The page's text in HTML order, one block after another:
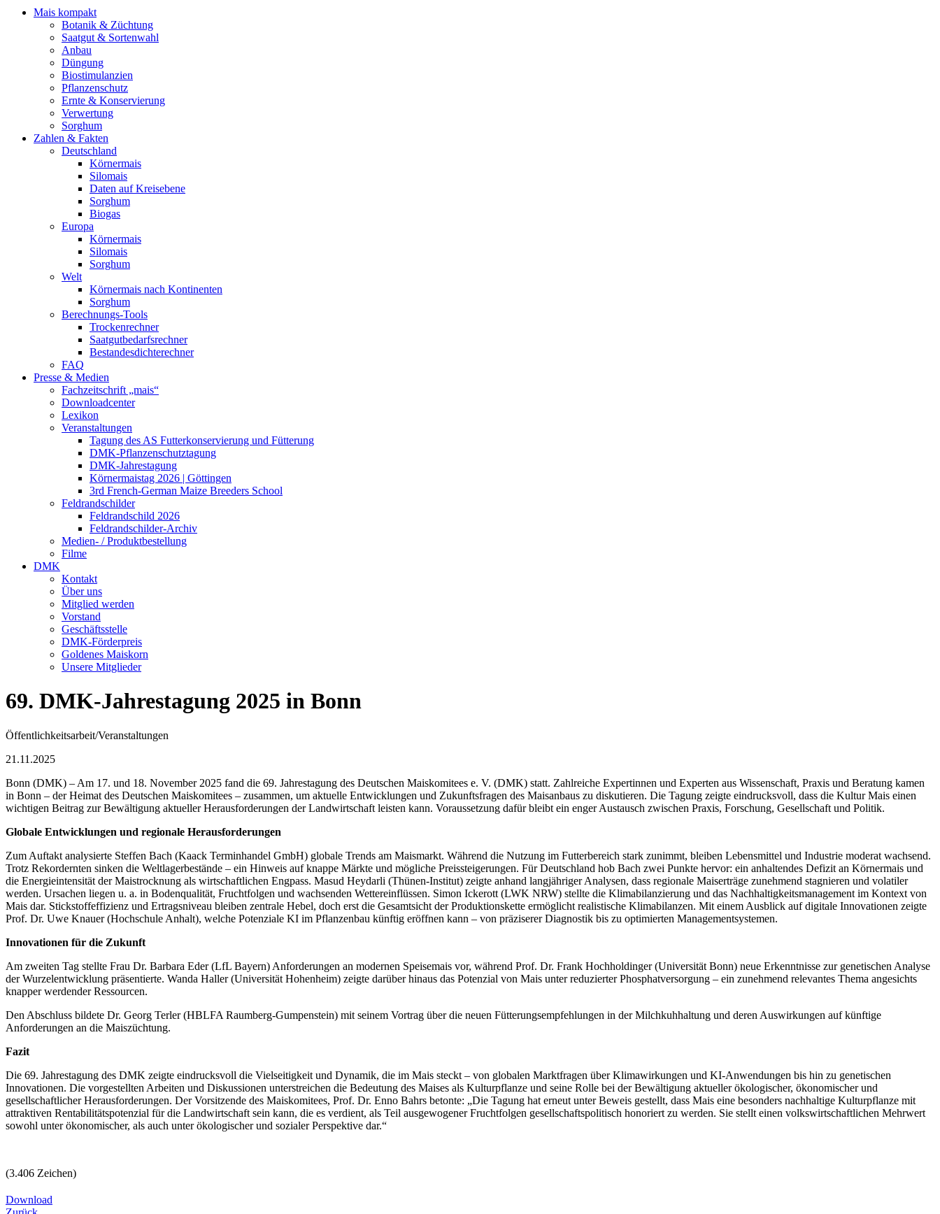
Mais kompakt
Botanik & Züchtung
Saatgut & Sortenwahl
Anbau
Düngung
Biostimulanzien
Pflanzenschutz
Ernte & Konservierung
Verwertung
Sorghum
Zahlen & Fakten
Deutschland
Körnermais
Silomais
Daten auf Kreisebene
Sorghum
Biogas
Europa
Körnermais
Silomais
Sorghum
Welt
Körnermais nach Kontinenten
Sorghum
Berechnungs-Tools
Trockenrechner
Saatgutbedarfsrechner
Bestandesdichterechner
FAQ
Presse & Medien
Fachzeitschrift „mais“
Downloadcenter
Lexikon
Veranstaltungen
Tagung des AS Futterkonservierung und Fütterung
DMK-Pflanzenschutztagung
DMK-Jahrestagung
Körnermaistag 2026 | Göttingen
3rd French-German Maize Breeders School
Feldrandschilder
Feldrandschild 2026
Feldrandschilder-Archiv
Medien- / Produktbestellung
Filme
DMK
Kontakt
Über uns
Mitglied werden
Vorstand
Geschäftsstelle
DMK-Förderpreis
Goldenes Maiskorn
Unsere Mitglieder
69. DMK-Jahrestagung 2025 in Bonn
Öffentlichkeitsarbeit/Veranstaltungen
21.11.2025
Bonn (DMK) – Am 17. und 18. November 2025 fand die 69. Jahrestagung des Deutschen Maiskomitees e. V. (DMK) statt. Zahlreiche Expertinnen und Experten aus Wissenschaft, Praxis und Beratung kamen
in Bonn – der Heimat des Deutschen Maiskomitees – zusammen, um aktuelle Entwicklungen und Zukunftsfragen des Maisanbaus zu diskutieren. Die Tagung zeigte eindrucksvoll, dass die Kultur Mais einen
wichtigen Beitrag zur Bewältigung aktueller Herausforderungen der Landwirtschaft leisten kann. Voraussetzung dafür bleibt ein enger Austausch zwischen Praxis, Forschung, Gesellschaft und Politik.
Globale Entwicklungen und regionale Herausforderungen
Zum Auftakt analysierte Steffen Bach (Kaack Terminhandel GmbH) globale Trends am Maismarkt. Während die Nutzung im Futterbereich stark zunimmt, bleiben Lebensmittel und Industrie moderat wachsend.
Trotz Rekordernten sinken die Weltlagerbestände – ein Hinweis auf knappe Märkte und mögliche Preissteigerungen. Für Deutschland hob Bach zwei Punkte hervor: ein anhaltendes Defizit an Körnermais und
die Energieintensität der Maistrocknung als wirtschaftlichen Engpass. Masud Heydarli (Thünen-Institut) zeigte anhand langjähriger Analysen, dass regionale Maiserträge zunehmend stagnieren und volatiler
werden. Ursachen liegen u. a. in Bodenqualität, Fruchtfolgen und wachsenden Wettereinflüssen. Simon Ickerott (LWK NRW) stellte die Klimabilanzierung und das Nachhaltigkeitsmanagement im Kontext von
Mais dar. Stickstoffeffizienz und Ertragsniveau bleiben zentrale Hebel, doch erst die Gesamtsicht der Produktionskette ermöglicht realistische Klimabilanzen. Mit einem Ausblick auf digitale Innovationen zeigte
Prof. Dr. Uwe Knauer (Hochschule Anhalt), welche Potenziale KI im Pflanzenbau künftig eröffnen kann – von präziserer Diagnostik bis zu optimierten Managementsystemen.
Innovationen für die Zukunft
Am zweiten Tag stellte Frau Dr. Barbara Eder (LfL Bayern) Anforderungen an modernen Speisemais vor, während Prof. Dr. Frank Hochholdinger (Universität Bonn) neue Erkenntnisse zur genetischen Analyse
der Wurzelentwicklung präsentierte. Wanda Haller (Universität Hohenheim) zeigte darüber hinaus das Potenzial von Mais unter reduzierter Phosphatversorgung – ein zunehmend relevantes Thema angesichts
knapper werdender Ressourcen.
Den Abschluss bildete Dr. Georg Terler (HBLFA Raumberg-Gumpenstein) mit seinem Vortrag über die neuen Fütterungsempfehlungen in der Milchkuhhaltung und deren Auswirkungen auf künftige
Anforderungen an die Maiszüchtung.
Fazit
Die 69. Jahrestagung des DMK zeigte eindrucksvoll die Vielseitigkeit und Dynamik, die im Mais steckt – von globalen Marktfragen über Klimawirkungen und KI-Anwendungen bis hin zu genetischen
Innovationen. Die vorgestellten Arbeiten und Diskussionen unterstreichen die Bedeutung des Maises als Kulturpflanze und seine Rolle bei der Bewältigung aktueller ökologischer, ökonomischer und
gesellschaftlicher Herausforderungen. Der Vorsitzende des Maiskomitees, Prof. Dr. Enno Bahrs betonte: „Die Tagung hat erneut unter Beweis gestellt, dass Mais eine besonders nachhaltige Kulturpflanze mit
attraktiven Rentabilitätspotenzial für die Landwirtschaft sein kann, die es verdient, als Teil ausgewogener Fruchtfolgen gesellschaftspolitisch honoriert zu werden. Sie stellt einen volkswirtschaftlichen Mehrwert
sowohl unter ökonomischer, als auch unter ökologischer und sozialer Perspektive dar.“
(3.406 Zeichen)
Download